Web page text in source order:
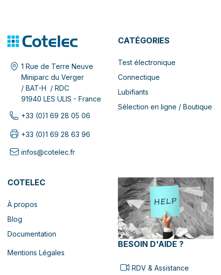
1 Rue de Terre Neuve
Miniparc du Verger
/ BAT-H / RDC
91940 LES ULIS - France
+33 (0)1 69 28 05 06
+33 (0)1 69 28 63 96
infos@cotelec.fr
CATÉGORIES
Test électronique
Connectique
Lubifiants
Sélection en ligne / Boutique
COTELEC
À propos
Blog
Documentation
Mentions Légales
BESOIN D'AIDE ?
RDV & Assistance